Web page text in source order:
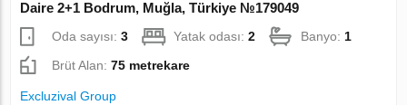
Daire 2+1 Bodrum, Muğla, Türkiye №179049
Oda sayısı:3 Yatak odası:2 Banyo:1
Brüt Alan:75 metrekare
Excluzival Group